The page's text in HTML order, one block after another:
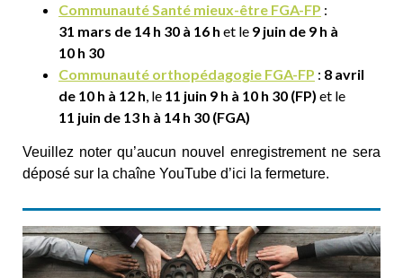
Communauté Santé mieux-être FGA-FP :
31 mars de 14 h 30 à 16 h et le 9 juin de 9 h à
10 h 30
Communauté orthopédagogie FGA-FP : 8 avril
de 10 h à 12 h, le 11 juin 9 h à 10 h 30 (FP) et le
11 juin de 13 h à 14 h 30 (FGA)
Veuillez noter qu’aucun nouvel enregistrement ne sera
déposé sur la chaîne YouTube d’ici la fermeture.